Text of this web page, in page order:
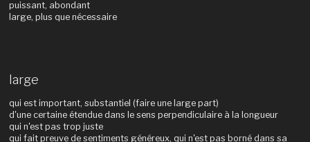
puissant, abondant
large, plus que nécessaire
large
qui est important, substantiel (faire une large part)
d'une certaine étendue dans le sens perpendiculaire à la longueur
qui n'est pas trop juste
qui fait preuve de sentiments généreux, qui n'est pas borné dans sa